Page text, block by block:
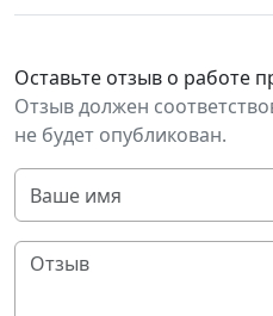
Оставьте отзыв о работе
Отзыв должен
не будет опубликован.